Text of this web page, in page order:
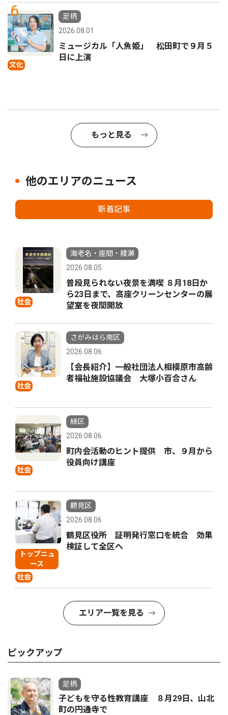
6
文化
足柄
2026.08.01
ミュージカル「人魚姫」 松田町で９月５
日に上演
もっと見る
他のエリアのニュース
新着記事
社会
海老名・座間・綾瀬
2026.08.05
普段見られない夜景を満喫 ８月18日か
ら23日まで、高座クリーンセンターの展
望室を夜間開放
社会
さがみはら南区
2026.08.06
【会長紹介】一般社団法人相模原市高齢
者福祉施設協議会 大塚小百合さん
社会
緑区
2026.08.06
町内会活動のヒント提供 市、９月から
役員向け講座
トップニュ
ース
社会
鶴見区
2026.08.06
鶴見区役所 証明発行窓口を統合 効果
検証して全区へ
エリア一覧を見る
ピックアップ
足柄
子どもを守る性教育講座 ８月29日、山北
町の円通寺で